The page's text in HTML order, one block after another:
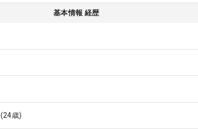
基本情報 経歴
(24歳)